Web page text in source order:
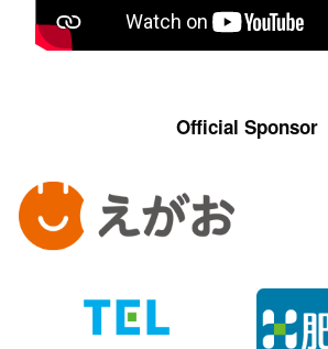
Official Sponsor